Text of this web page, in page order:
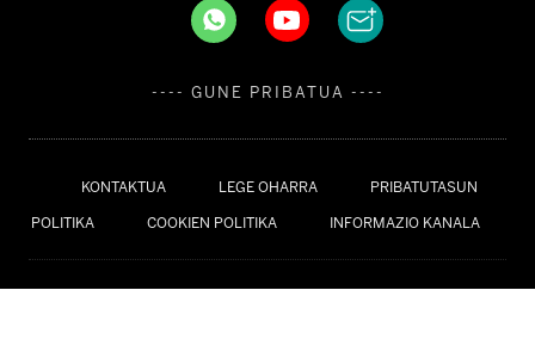
KONTAKTUA LEGE OHARRA PRIBATUTASUN
POLITIKA COOKIEN POLITIKA INFORMAZIO KANALA
---- GUNE PRIBATUA ----